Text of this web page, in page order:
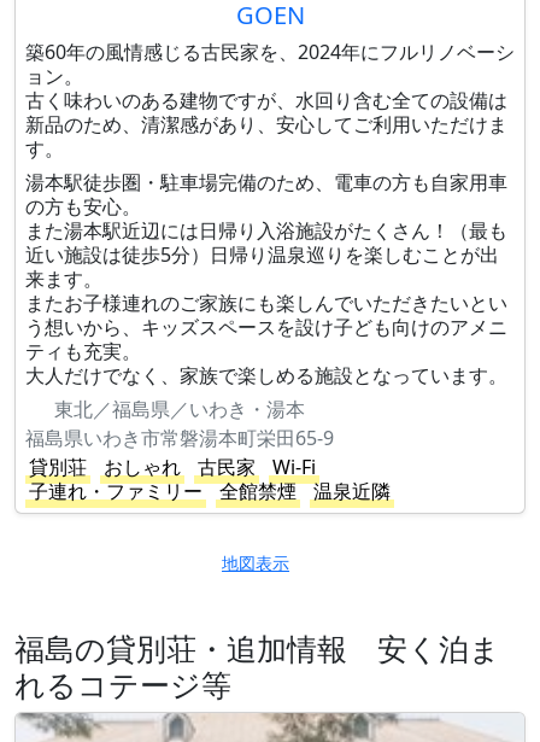
GOEN
築60年の風情感じる古民家を、2024年にフルリノベーシ
ョン。
古く味わいのある建物ですが、水回り含む全ての設備は
新品のため、清潔感があり、安心してご利用いただけま
す。
湯本駅徒歩圏・駐車場完備のため、電車の方も自家用車
の方も安心。
また湯本駅近辺には日帰り入浴施設がたくさん！（最も
近い施設は徒歩5分）日帰り温泉巡りを楽しむことが出
来ます。
またお子様連れのご家族にも楽しんでいただきたいとい
う想いから、キッズスペースを設け子ども向けのアメニ
ティも充実。
大人だけでなく、家族で楽しめる施設となっています。
東北／福島県／いわき・湯本
福島県いわき市常磐湯本町栄田65-9
貸別荘
おしゃれ 古民家
Wi-Fi
子連れ・ファミリー
全館禁煙 温泉近隣
地図表示
福島の貸別荘・追加情報 安く泊ま
れるコテージ等